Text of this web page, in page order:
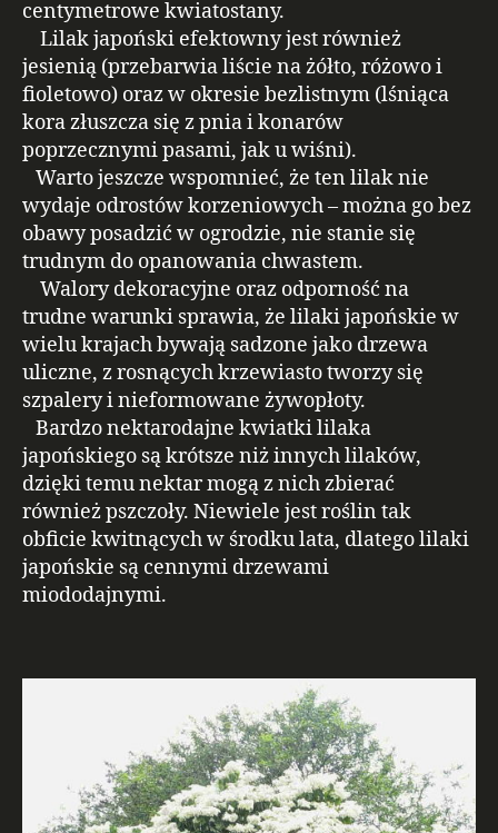
centymetrowe kwiatostany.
Lilak japoński efektowny jest również
jesienią (przebarwia liście na żółto, różowo i
fioletowo) oraz w okresie bezlistnym (lśniąca
kora złuszcza się z pnia i konarów
poprzecznymi pasami, jak u wiśni).
Warto jeszcze wspomnieć, że ten lilak nie
wydaje odrostów korzeniowych – można go bez
obawy posadzić w ogrodzie, nie stanie się
trudnym do opanowania chwastem.
Walory dekoracyjne oraz odporność na
trudne warunki sprawia, że lilaki japońskie w
wielu krajach bywają sadzone jako drzewa
uliczne, z rosnących krzewiasto tworzy się
szpalery i nieformowane żywopłoty.
Bardzo nektarodajne kwiatki lilaka
japońskiego są krótsze niż innych lilaków,
dzięki temu nektar mogą z nich zbierać
również pszczoły. Niewiele jest roślin tak
obficie kwitnących w środku lata, dlatego lilaki
japońskie są cennymi drzewami
miododajnymi.